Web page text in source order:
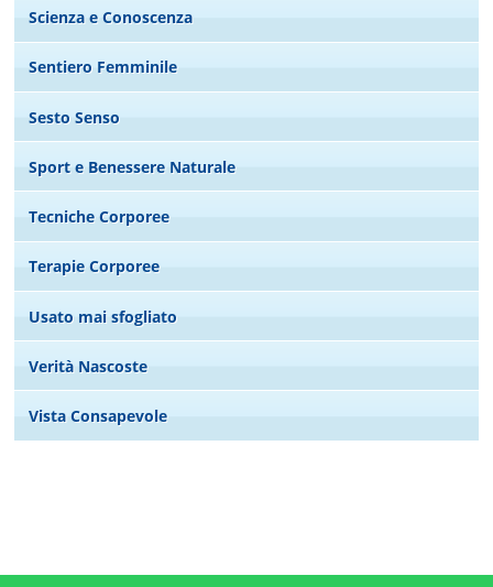
Scienza e Conoscenza
Sentiero Femminile
Sesto Senso
Sport e Benessere Naturale
Tecniche Corporee
Terapie Corporee
Usato mai sfogliato
Verità Nascoste
Vista Consapevole